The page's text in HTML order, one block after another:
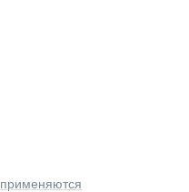
применяются